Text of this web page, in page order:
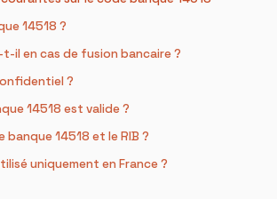
14518 ?
il en cas de fusion bancaire ?
?
14518 est valide ?
14518 et le RIB ?
uniquement en France ?